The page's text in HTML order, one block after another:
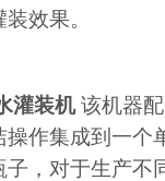
效果。
灌装机该机器配
操作集成到一个
子，对于生产